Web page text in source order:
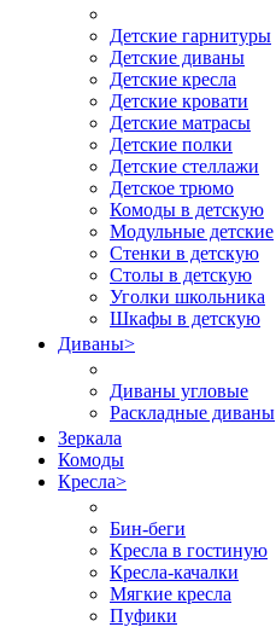
Детские гарнитуры
Детские диваны
Детские кресла
Детские кровати
Детские матрасы
Детские полки
Детские стеллажи
Детское трюмо
Комоды в детскую
Модульные детские
Стенки в детскую
Столы в детскую
Уголки школьника
Шкафы в детскую
Диваны>
Диваны угловые
Раскладные диваны
Зеркала
Комоды
Кресла>
Бин-беги
Кресла в гостиную
Кресла-качалки
Мягкие кресла
Пуфики